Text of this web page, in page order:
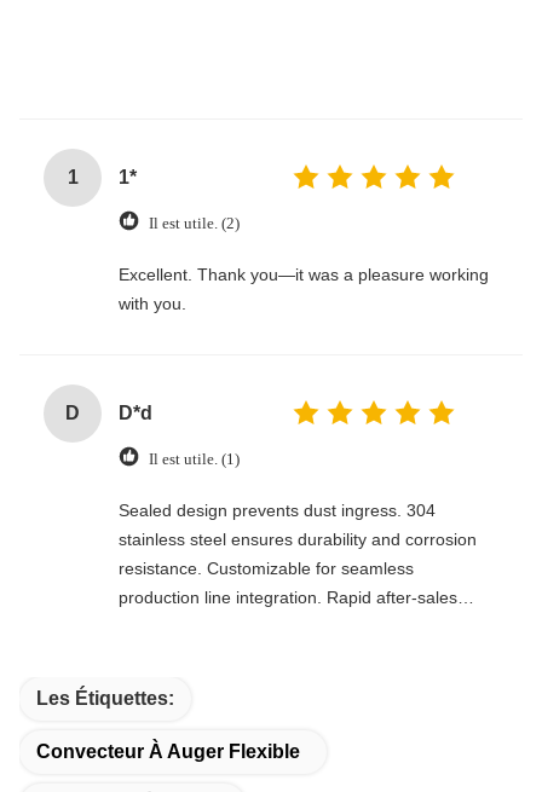
1 1*
Il est utile. (2)
Excellent. Thank you—it was a pleasure working
with you.
D D*d
Il est utile. (1)
Sealed design prevents dust ingress. 304
stainless steel ensures durability and corrosion
resistance. Customizable for seamless
production line integration. Rapid after-sales
Les Étiquettes:
Convecteur À Auger Flexible